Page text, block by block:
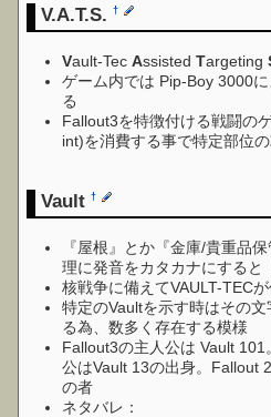
V.A.T.S.†
Vault-TecAssistedTargeting
ゲーム内では Pip-Boy 3000
る
Fallout3を特徴付ける戦闘の
int)を消費する事で特定部位
Vault†
『屋根』とか『金庫/貴重品
理に発音をカタカナにすると
核戦争に備えてVAULT-TEC
特定のVaultを示す時はその
る為、数多く存在する模様
Fallout3の主人公は Vault
公はVault 13の出身。Fallout
の者
ネタバレ：